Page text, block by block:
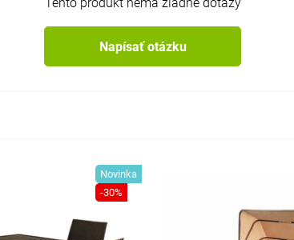
Napísať otázku
Novinka
-30%